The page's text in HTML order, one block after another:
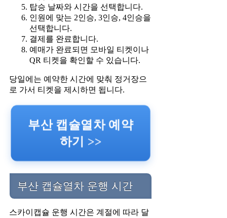
탑승 날짜와 시간을 선택합니다.
인원에 맞는 2인승, 3인승, 4인승을
선택합니다.
결제를 완료합니다.
예매가 완료되면 모바일 티켓이나
QR 티켓을 확인할 수 있습니다.
당일에는 예약한 시간에 맞춰 정거장으
로 가서 티켓을 제시하면 됩니다.
부산 캡슐열차 예약
하기 >>
부산 캡슐열차 운행 시간
스카이캡슐 운행 시간은 계절에 따라 달